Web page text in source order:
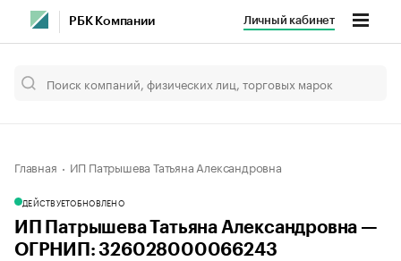
РБК Компании Личный кабинет
Главная ИП Патрышева Татьяна Александровна
ДЕЙСТВУЕТОБНОВЛЕНО
ИП Патрышева Татьяна Александровна —
ОГРНИП: 326028000066243